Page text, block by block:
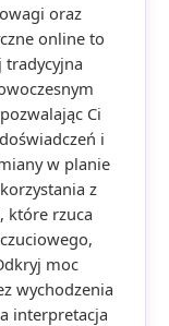
oraz
online to
tradycyjna
Ci
i
w planie
z
które rzuca
moc
wychodzenia
interpretacja